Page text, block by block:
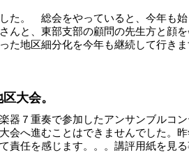
た。 総会をやっていると、今年も
んと、東部支部の顧問の先生方と顔
た地区細分化を今年も継続して行き
大会。
器７重奏で参加したアンサンブルコ
会へ進むことはできませんでした。
責任を感じます。。。講評用紙を見